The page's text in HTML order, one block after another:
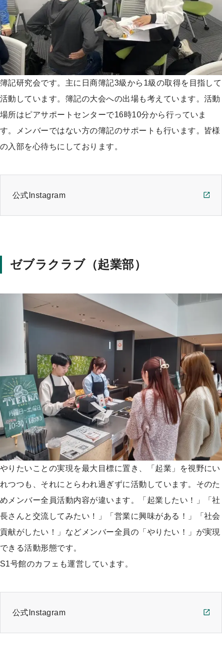
簿記研究会です。主に日商簿記3級から1級の取得を目指して
活動しています。簿記の大会への出場も考えています。活動
場所はピアサポートセンターで16時10分から行っていま
す。メンバーではない方の簿記のサポートも行います。皆様
の入部を心待ちにしております。
公式Instagram
ゼブラクラブ（起業部）
やりたいことの実現を最大目標に置き、「起業」を視野にい
れつつも、それにとらわれ過ぎずに活動しています。そのた
めメンバー全員活動内容が違います。「起業したい！」「社
長さんと交流してみたい！」「営業に興味がある！」「社会
貢献がしたい！」などメンバー全員の「やりたい！」が実現
できる活動形態です。
S1号館のカフェも運営しています。
公式Instagram